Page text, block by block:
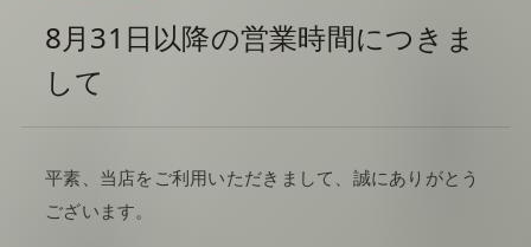
8月31日以降の営業時間につきま
して
平素、当店をご利用いただきまして、誠にありがとう
ございます。